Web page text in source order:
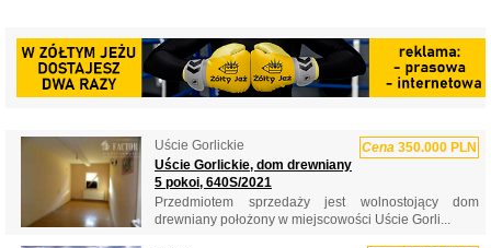
Uście Gorlickie Cena 350.000 PLN
Uście Gorlickie, dom drewniany
5 pokoi, 640S/2021
Przedmiotem sprzedaży jest wolnostojący dom
drewniany położony w miejscowości Uście Gorli...